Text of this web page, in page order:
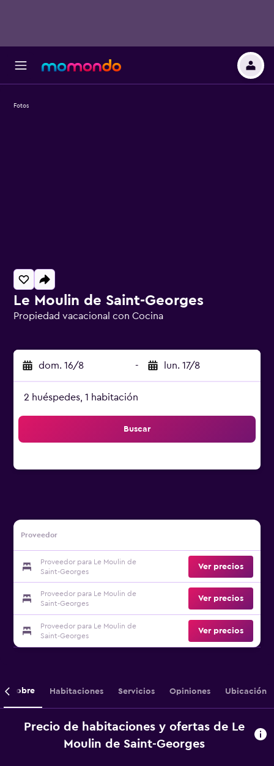
Le Moulin de Saint-Georges
Propiedad vacacional con Cocina
dom. 16/8 - lun. 17/8
2 huéspedes, 1 habitación
Buscar
Proveedor
Proveedor para Le Moulin de
Saint-Georges
Ver precios
Proveedor para Le Moulin de
Saint-Georges
Ver precios
Proveedor para Le Moulin de
Saint-Georges
Ver precios
Fotos
Sobre Habitaciones Servicios Opiniones Ubicación
Precio de habitaciones y ofertas de Le
Moulin de Saint-Georges